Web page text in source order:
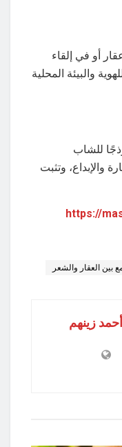
أو في إلقاء
والبيئة المحلية
للشاب
والإبداع، وتثبت
https://
العقار والشعر
زينهم